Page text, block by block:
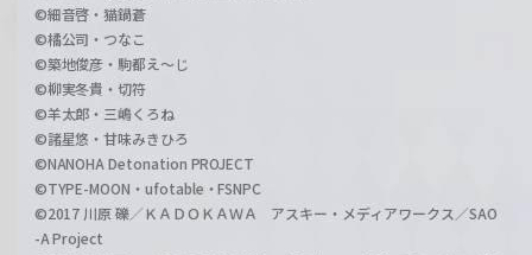
©細音啓・猫鍋蒼
©橘公司・つなこ
©築地俊彦・駒都え～じ
©柳実冬貴・切符
©羊太郎・三嶋くろね
©諸星悠・甘味みきひろ
©NANOHA Detonation PROJECT
©TYPE-MOON・ufotable・FSNPC
©2017 川原 礫／ＫＡＤＯＫＡＷＡ アスキー・メディアワークス／SAO
-A Project